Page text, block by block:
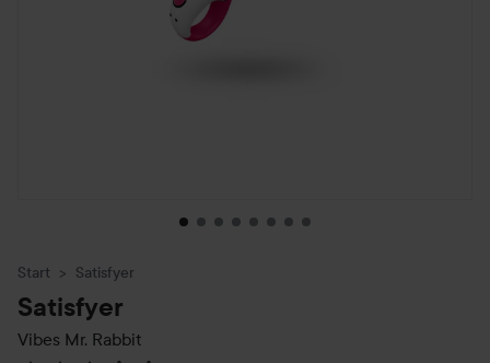
Start Satisfyer
Satisfyer
Vibes Mr. Rabbit